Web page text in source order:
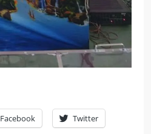
Facebook Twitter